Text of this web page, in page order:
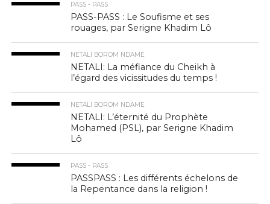
PASS - PASS
PASS-PASS : Le Soufisme et ses
rouages, par Serigne Khadim Lô
NETALI BOROM NDAME
NETALI: La méfiance du Cheikh à
l’égard des vicissitudes du temps !
NETALI BOROM NDAME
NETALI: L’éternité du Prophète
Mohamed (PSL), par Serigne Khadim
Lô
PASS - PASS
PASSPASS : Les différents échelons de
la Repentance dans la religion !